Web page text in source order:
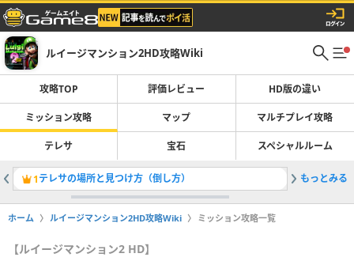
ルイージマンション2HD攻略Wiki
攻略TOP 評価レビュー HD版の違い
ミッション攻略 マップ マルチプレイ攻略
テレサ 宝石 スペシャルルーム
1テレサの場所と見つけ方（倒し方） 2C-5「最
もっとみる
ホーム ルイージマンション2HD攻略Wiki ミッション攻略一覧
【ルイージマンション2 HD】